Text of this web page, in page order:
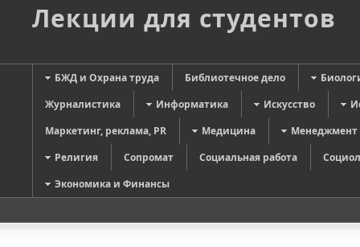
Лекции для студентов
БЖД и Охрана труда Библиотечное дело
Журналистика
Информатика Искусство
Маркетинг, реклама, PR
Медицина
Менеджмент
Религия
Сопромат Социальная работа
Экономика и Финансы